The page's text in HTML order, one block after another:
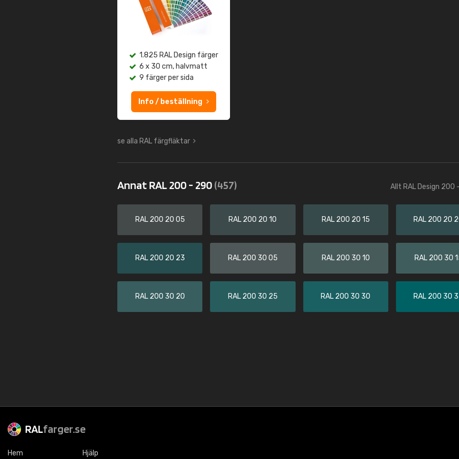
1.825 RAL Design färger
6 x 30 cm, halvmatt
9 färger per sida
Info / beställning
se alla RAL färgfläktar
Annat RAL 200 - 290(457) Allt RAL Design 200
RAL 200 20 05 RAL 200 20 10 RAL 200 20 15 RAL 200 20
RAL 200 20 23 RAL 200 30 05 RAL 200 30 10 RAL 200 30
RAL 200 30 20 RAL 200 30 25 RAL 200 30 30 RAL 200 30
RALfarger.se
Hem Hjälp